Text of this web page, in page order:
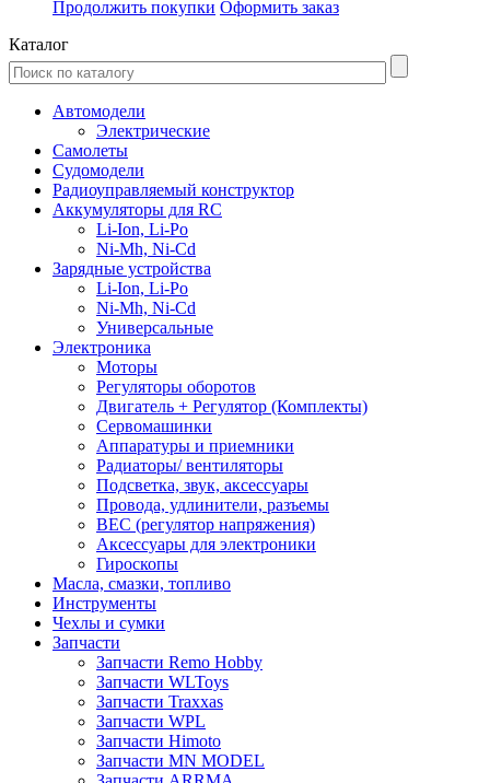
Продолжить покупки Оформить заказ
Каталог
Автомодели
Электрические
Самолеты
Судомодели
Радиоуправляемый конструктор
Аккумуляторы для RC
Li-Ion, Li-Po
Ni-Mh, Ni-Cd
Зарядные устройства
Li-Ion, Li-Po
Ni-Mh, Ni-Cd
Универсальные
Электроника
Моторы
Регуляторы оборотов
Двигатель + Регулятор (Комплекты)
Сервомашинки
Аппаратуры и приемники
Радиаторы/ вентиляторы
Подсветка, звук, аксессуары
Провода, удлинители, разъемы
BEC (регулятор напряжения)
Аксессуары для электроники
Гироскопы
Масла, смазки, топливо
Инструменты
Чехлы и сумки
Запчасти
Запчасти Remo Hobby
Запчасти WLToys
Запчасти Traxxas
Запчасти WPL
Запчасти Himoto
Запчасти MN MODEL